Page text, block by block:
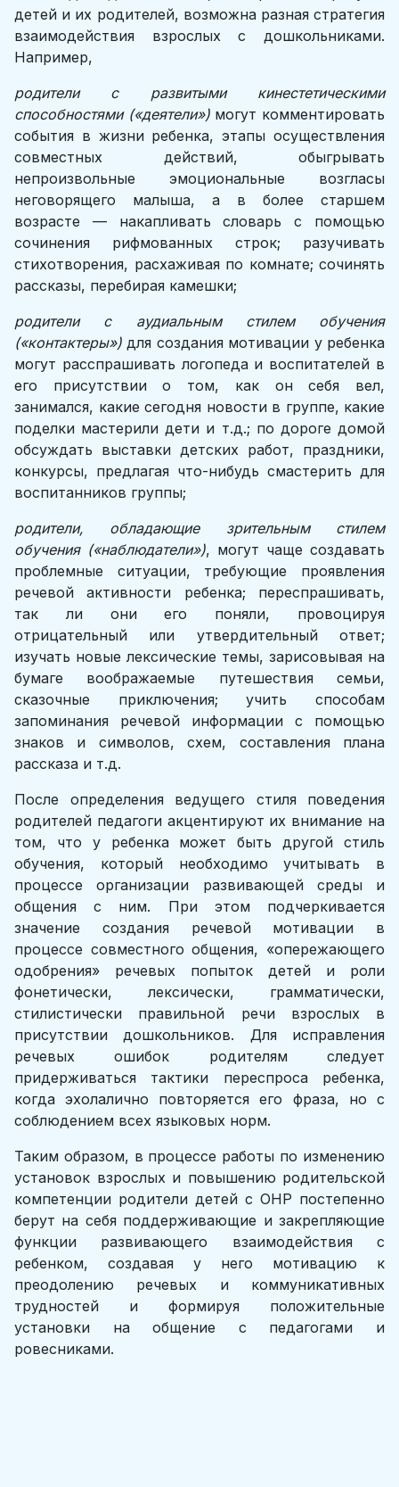
детей и их родителей, возможна разная стратегия
взаимодействия взрослых с дошкольниками.
Например,
родители с развитыми кинестетическими
способностями («деятели»)могут комментировать
события в жизни ребенка, этапы осуществления
совместных действий, обыгрывать
непроизвольные эмоциональные возгласы
неговорящего малыша, а в более старшем
возрасте — накапливать словарь с помощью
сочинения рифмованных строк; разучивать
стихотворения, расхаживая по комнате; сочинять
рассказы, перебирая камешки;
родители с аудиальным стилем обучения
(«контактеры») для создания мотивации у ребенка
могут расспрашивать логопеда и воспитателей в
его присутствии о том, как он себя вел,
занимался, какие сегодня новости в группе, какие
поделки мастерили дети и т.д.; по дороге домой
обсуждать выставки детских работ, праздники,
конкурсы, предлагая что-нибудь смастерить для
воспитанников группы;
родители, обладающие зрительным стилем
обучения («наблюдатели»), могут чаще создавать
проблемные ситуации, требующие проявления
речевой активности ребенка; переспрашивать,
так ли они его поняли, провоцируя
отрицательный или утвердительный ответ;
изучать новые лексические темы, зарисовывая на
бумаге воображаемые путешествия семьи,
сказочные приключения; учить способам
запоминания речевой информации с помощью
знаков и символов, схем, составления плана
рассказа и т.д.
После определения ведущего стиля поведения
родителей педагоги акцентируют их внимание на
том, что у ребенка может быть другой стиль
обучения, который необходимо учитывать в
процессе организации развивающей среды и
общения с ним. При этом подчеркивается
значение создания речевой мотивации в
процессе совместного общения, «опережающего
одобрения» речевых попыток детей и роли
фонетически, лексически, грамматически,
стилистически правильной речи взрослых в
присутствии дошкольников. Для исправления
речевых ошибок родителям следует
придерживаться тактики переспроса ребенка,
когда эхолалично повторяется его фраза, но с
соблюдением всех языковых норм.
Таким образом, в процессе работы по изменению
установок взрослых и повышению родительской
компетенции родители детей с ОНР постепенно
берут на себя поддерживающие и закрепляющие
функции развивающего взаимодействия с
ребенком, создавая у него мотивацию к
преодолению речевых и коммуникативных
трудностей и формируя положительные
установки на общение с педагогами и
ровесниками.